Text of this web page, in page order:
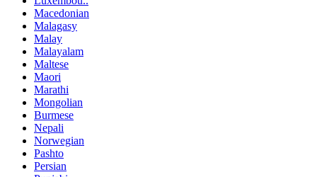
Macedonian
Malagasy
Malay
Malayalam
Maltese
Maori
Marathi
Mongolian
Burmese
Nepali
Norwegian
Pashto
Persian